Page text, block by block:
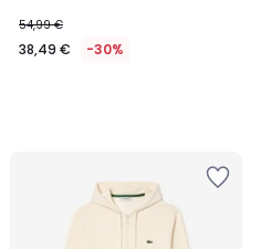
54,99 €
38,49 € -30%